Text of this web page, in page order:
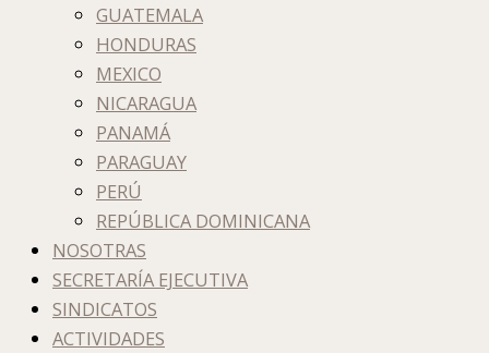
GUATEMALA
HONDURAS
MEXICO
NICARAGUA
PANAMÁ
PARAGUAY
PERÚ
REPÚBLICA DOMINICANA
NOSOTRAS
SECRETARÍA EJECUTIVA
SINDICATOS
ACTIVIDADES